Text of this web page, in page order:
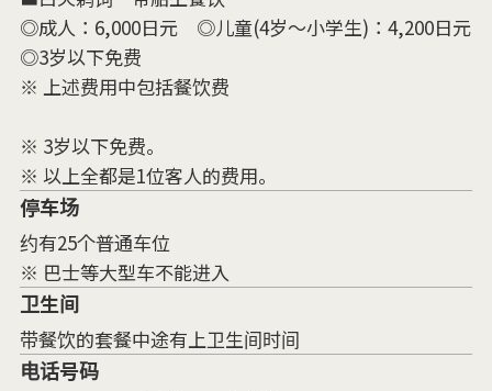
◎成人：6,000日元 ◎儿童(4岁～小学生)：4,200日元
◎3岁以下免费
※ 上述费用中包括餐饮费
※ 3岁以下免费。
※ 以上全都是1位客人的费用。
停车场
约有25个普通车位
※ 巴士等大型车不能进入
卫生间
带餐饮的套餐中途有上卫生间时间
电话号码